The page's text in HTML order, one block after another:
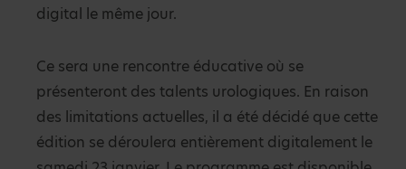
digital le même jour.
Ce sera une rencontre éducative où se
présenteront des talents urologiques. En raison
des limitations actuelles, il a été décidé que cette
édition se déroulera entièrement digitalement le